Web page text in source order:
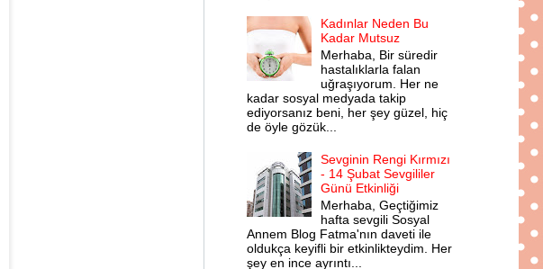
Kadınlar Neden Bu
Kadar Mutsuz
Merhaba, Bir süredir
hastalıklarla falan
uğraşıyorum. Her ne
kadar sosyal medyada takip
ediyorsanız beni, her şey güzel, hiç
de öyle gözük...
Sevginin Rengi Kırmızı
- 14 Şubat Sevgililer
Günü Etkinliği
Merhaba, Geçtiğimiz
hafta sevgili Sosyal
Annem Blog Fatma'nın daveti ile
oldukça keyifli bir etkinlikteydim. Her
şey en ince ayrıntı...